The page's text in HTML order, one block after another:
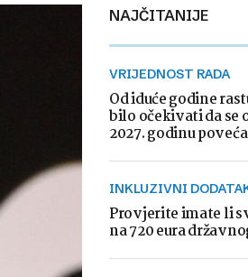
NAJČITANIJE
VRIJEDNOST RADA
Od iduće godine
bilo očekivati da se
2027. godinu poveća
INKLUZIVNI
Provjerite imate li
na 720 eura